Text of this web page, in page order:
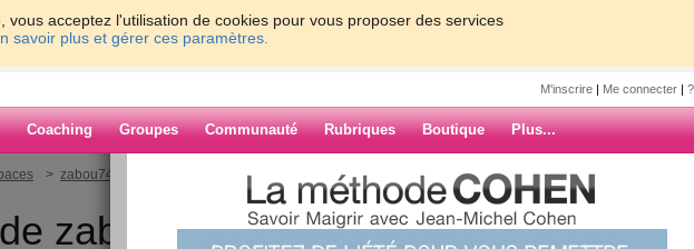
vous acceptez l'utilisation de cookies pour vous proposer des services
savoir plus et gérer ces paramètres.
M'inscrire | Me connecter |
Coaching Groupes Communauté Rubriques Boutique Plus...
> zabou74
zabou74